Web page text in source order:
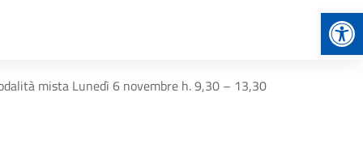
mista Lunedì 6 novembre h. 9,30 – 13,30